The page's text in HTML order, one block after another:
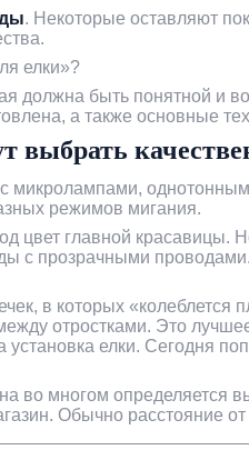
. Некоторые оставляют
елки»?
должна быть понятной
а также основные
выбрать
микролампами,
режимов мигания.
главной красавицы.
с прозрачными
в которых «колеблется
отростками. Это
установка елки. Сегодня
во многом определяется
Обычно расстояние